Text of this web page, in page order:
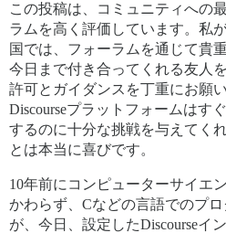
この投稿は、コミュニティへの
ラムを高く評価しています。私
国では、フォーラムを通じて貴
今日まで付き合ってくれる友人
許可とガイダンスを丁重にお願
Discourseプラットフォームはす
するのに十分な挑戦を与えてく
とは本当に喜びです。
10年前にコンピューターサイエ
かわらず、Cなどの言語でのプ
が、今日、設定したDiscourseイ